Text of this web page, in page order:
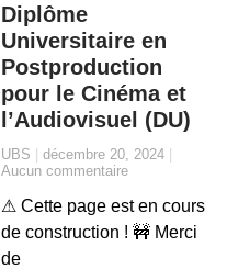
Diplôme
Universitaire en
Postproduction
pour le Cinéma et
l’Audiovisuel (DU)
UBS
décembre 20, 2024
Aucun commentaire
⚠ Cette page est en cours
de construction ! 🚧 Merci
de